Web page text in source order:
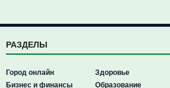
РАЗДЕЛЫ
Город онлайн
Бизнес и финансы
Здоровье
Образование